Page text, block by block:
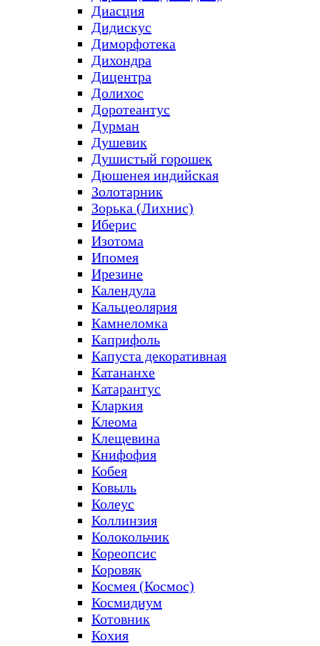
Диасция
Дидискус
Диморфотека
Дихондра
Дицентра
Долихос
Доротеантус
Дурман
Душевик
Душистый горошек
Дюшенея индийская
Золотарник
Зорька (Лихнис)
Иберис
Изотома
Ипомея
Ирезине
Календула
Кальцеолярия
Камнеломка
Каприфоль
Капуста декоративная
Катананхе
Катарантус
Кларкия
Клеома
Клещевина
Книфофия
Кобея
Ковыль
Колеус
Коллинзия
Колокольчик
Кореопсис
Коровяк
Космея (Космос)
Космидиум
Котовник
Кохия